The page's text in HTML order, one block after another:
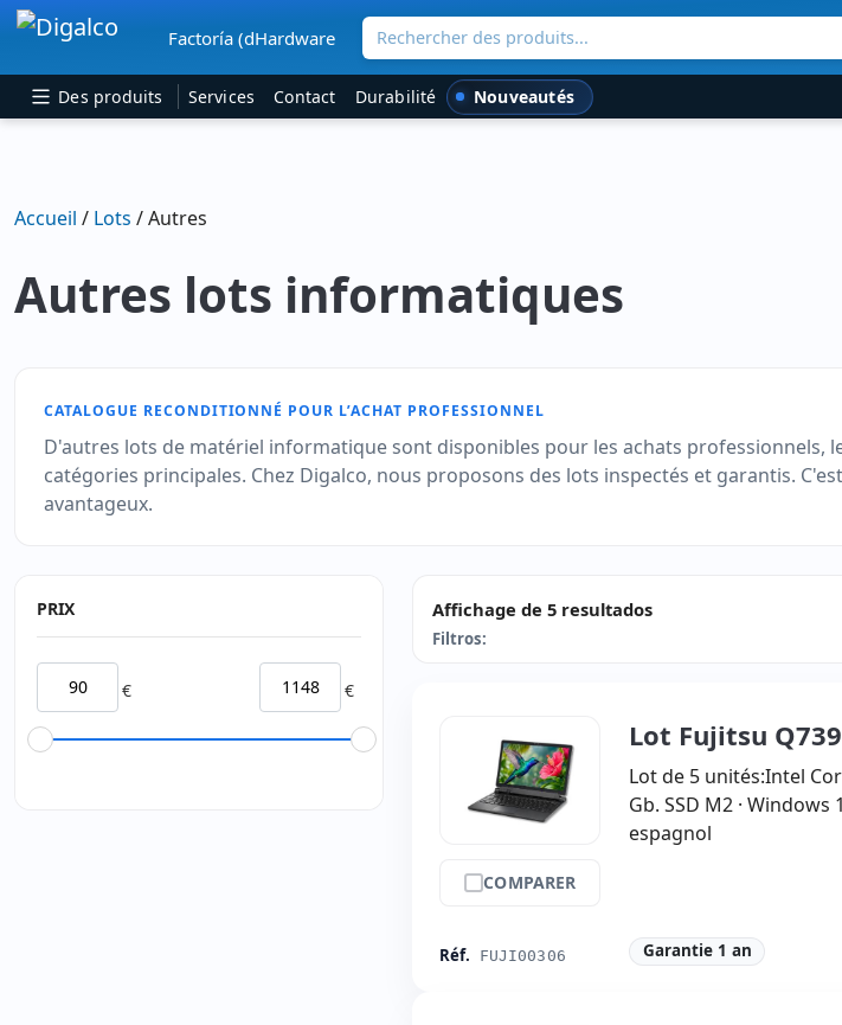
Navigation principale
Factoría (dHardware Rechercher des produits...
Des produits Services Contact Durabilité Nouveautés
Accueil / Lots / Autres
Autres lots informatiques
CATALOGUE RECONDITIONNÉ POUR L’ACHAT PROFESSIONNEL
D'autres lots de matériel informatique sont disponibles pour les achats
catégories principales. Chez Digalco, nous proposons des lots inspectés et garantis.
avantageux.
PRIX
€ €
Affichage de 5 resultados
Filtros:
COMPARER
Réf. FUJI00306
Lot Fujitsu
Lot de 5 unités:Intel
Gb. SSD M2 · Windows
espagnol
Garantie 1 an